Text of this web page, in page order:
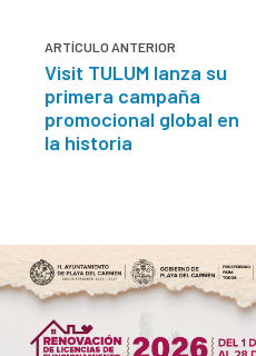
ARTÍCULO ANTERIOR
Visit TULUM lanza su
primera campaña
promocional global en
la historia